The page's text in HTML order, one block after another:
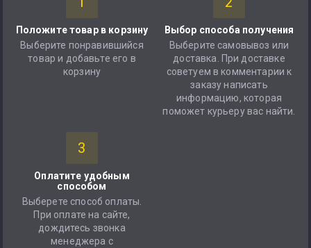
Положите товар в корзину
Выберите понравившийся
товар и добавьте его в
корзину
Выбор способа получения
Выберите самовывоз или
доставка. При доставке
советуем в комментарии к
заказу написать
информацию, которая
поможет курьеру вас найти.
3
Оплатите удобным
способом
Выберете способ оплаты.
При оплате на сайте,
дождитесь звонка
менеджера с